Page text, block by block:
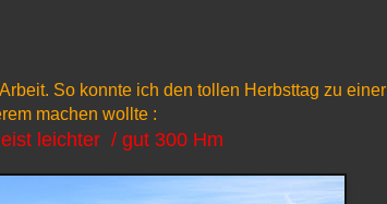
So konnte ich den tollen Herbsttag zu einer
machen wollte :
leichter / gut 300 Hm